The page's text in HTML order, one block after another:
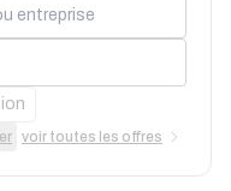
voir toutes les offres